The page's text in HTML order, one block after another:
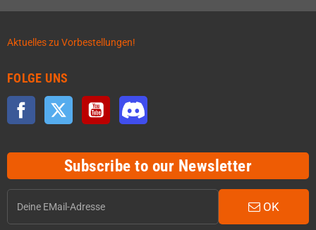
Aktuelles zu Vorbestellungen!
FOLGE UNS
Facebook Twitter YouTube
Subscribe to our Newsletter
OK